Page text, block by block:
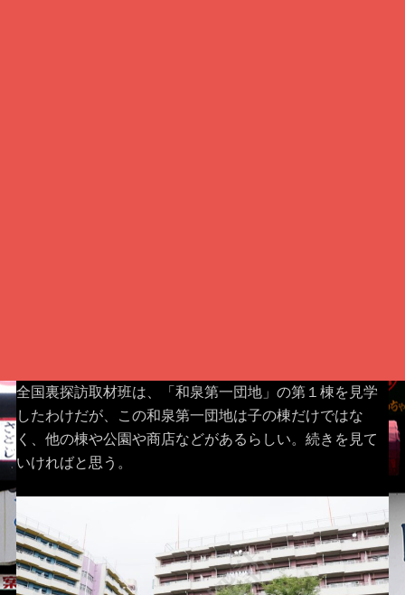
全国裏探訪取材班は、「和泉第一団地」の第１棟を見学
したわけだが、この和泉第一団地は子の棟だけではな
く、他の棟や公園や商店などがあるらしい。続きを見て
いければと思う。